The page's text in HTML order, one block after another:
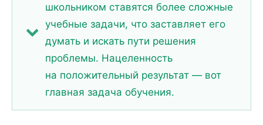
школьником ставятся более сложные
учебные задачи, что заставляет его
думать и искать пути решения
проблемы. Нацеленность
на положительный результат — вот
главная задача обучения.